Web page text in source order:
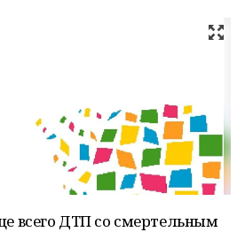
всего ДТП со смертельным